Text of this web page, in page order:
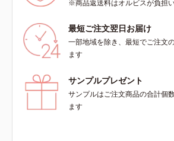
※商品返送料はオルビスが負担
最短ご注文翌日お届け
一部地域を除き、最短でご注文
ます
サンプルプレゼント
サンプルはご注文商品の合計個
ます